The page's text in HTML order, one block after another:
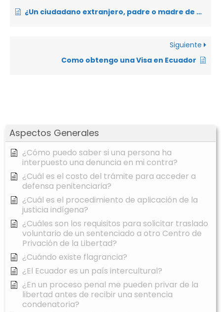
Aspectos Generales
¿Cómo puedo saber si una persona ha
interpuesto una denuncia en mi contra?
¿Cuál es el costo del trámite para acceder a
defensa penitenciaria?
¿Cuál es el procedimiento de aplicación de la
justicia indígena?
¿Cuáles son los requisitos para solicitar traslado
voluntario de un sentenciado a otro Centro de
Privación de la Libertad?
¿Cuándo existe flagrancia?
¿El Ecuador es un país intercultural?
¿En un proceso penal me pueden privar de la
libertad antes de recibir una sentencia
condenatoria?
¿Un ciudadano extranjero, padre o madre de un hijo ecuatoriano, que ingresó de manera irregular, puede regularizar su situación migratoria mediante amparo por vínculo familiar?
Siguiente
Como obtengo una Visa en Ecuador